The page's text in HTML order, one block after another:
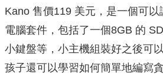
Kano 售價119 美元，是一個可
電腦套件，包括了一個8GB 的​​
小鍵盤等，小主機組裝好之後可
孩子還可以學習如何簡單地編寫